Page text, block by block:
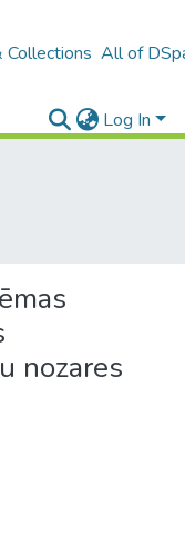
Collections All of
Log In
nozares